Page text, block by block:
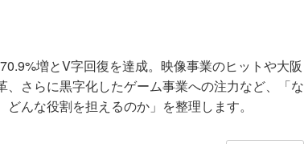
増とV字回復を達成。映像事業のヒットや大阪
さらに黒字化したゲーム事業への注力など、「な
んな役割を担えるのか」を整理します。